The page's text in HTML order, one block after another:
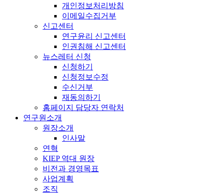
개인정보처리방침
이메일수집거부
신고센터
연구윤리 신고센터
인권침해 신고센터
뉴스레터 신청
신청하기
신청정보수정
수신거부
재동의하기
홈페이지 담당자 연락처
연구원소개
원장소개
인사말
연혁
KIEP 역대 원장
비전과 경영목표
사업계획
조직